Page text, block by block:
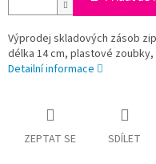
Výprodej skladových zásob
délka 14 cm, plastové
Detailní informace
ZEPTAT SE SDÍLET